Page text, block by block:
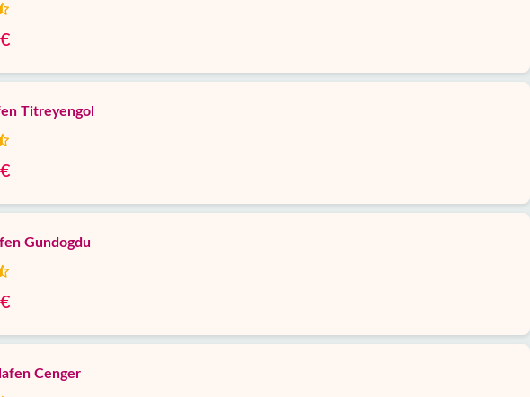
Titreyengol
Gundogdu
Cenger